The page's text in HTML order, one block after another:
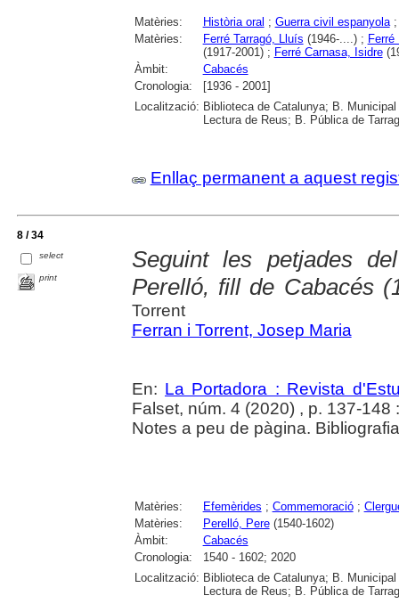
Matèries: Història oral ; Guerra civil espanyola
Matèries:
Ferré Tarragó, Lluís (1946-....) ; Ferré
(1917-2001) ; Ferré Carnasa, Isidre
Àmbit:
Cabacés
Cronologia:
[1936 - 2001]
Localització: Biblioteca de Catalunya; B.
Lectura de Reus; B. Pública de
Enllaç permanent a aquest
8 / 34
select
print
Seguint les petjades
Perelló, fill de Cabacés
Torrent
Ferran i Torrent, Josep Maria
En: La Portadora : Revista
Falset, núm. 4 (2020) , p. 137-148
Notes a peu de pàgina.
Matèries: Efemèrides ; Commemoració;
Matèries:
Perelló, Pere(1540-1602)
Àmbit:
Cabacés
Cronologia:
1540 - 1602; 2020
Localització: Biblioteca de Catalunya; B.
Lectura de Reus; B. Pública de